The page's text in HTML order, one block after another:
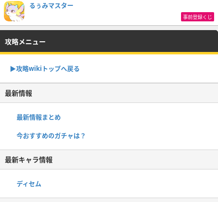
るぅみマスター
事前登録くじ
攻略メニュー
▶攻略wikiトップへ戻る
最新情報
最新情報まとめ
今おすすめのガチャは？
最新キャラ情報
ディセム